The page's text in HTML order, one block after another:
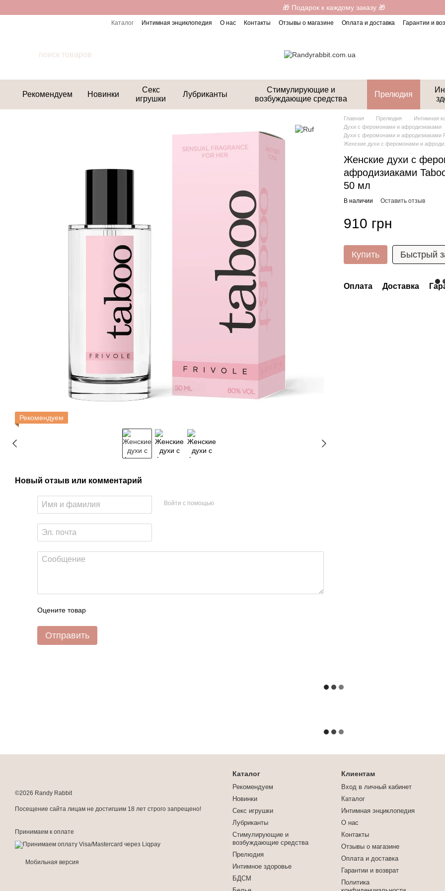
🎁 Подарок к каждому заказу 🎁
Каталог Интимная энциклопедия О нас Контакты Отзывы о магазине Оплата и доставка Гарантии и
Рекомендуем Новинки
Секс
игрушки
Лубриканты
Стимулирующие и
возбуждающие средства
Прелюдия
Рекомендуем
Новый отзыв или комментарий
Войти с помощью
Оцените товар
Отправить
Главная Прелюдия
Интимная
Духи с феромонами и афродизиаками
Духи с феромонами и афродизиаками
Женские духи с феромонами и
Женские духи с
афродизиаками
50 мл
В наличии Оставить отзыв
910 грн
Купить Быстрый
Оплата Доставка
©2026 Randy Rabbit
Посещение сайта лицам не достигшим 18 лет строго запрещено!
Принимаем к оплате
Мобильная версия
Каталог
Рекомендуем
Новинки
Секс игрушки
Лубриканты
Стимулирующие и
возбуждающие средства
Прелюдия
Интимное здоровье
БДСМ
Клиентам
Вход в личный кабинет
Каталог
Интимная энциклопедия
О нас
Контакты
Отзывы о магазине
Оплата и доставка
Гарантии и возврат
Политика